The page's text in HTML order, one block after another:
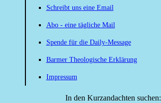
Schreibt uns eine Email
Abo - eine tägliche Mail
Spende für die Daily-Message
Barmer Theologische Erklärung
Impressum
In den Kurzandachten suchen: